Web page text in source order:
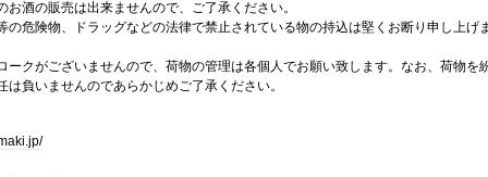
お酒の販売は出来ませんので、ご了承ください。
の危険物、ドラッグなどの法律で禁止されている物の持込は堅くお断り申し上げま
ークがございませんので、荷物の管理は各個人でお願い致します。なお、荷物を
は負いませんのであらかじめご了承ください。